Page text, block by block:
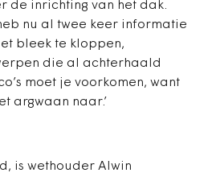
de inrichting van het dak.
nu al twee keer informatie
bleek te kloppen,
die al achterhaald
moet je voorkomen, want
argwaan naar.’
is wethouder Alwin